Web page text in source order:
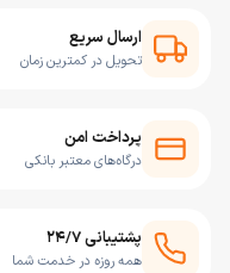
ارسال سریع
تحویل در کمترین زمان
پرداخت امن
درگاه‌های معتبر بانکی
پشتیبانی ۲۴/۷
همه روزه در خدمت شما